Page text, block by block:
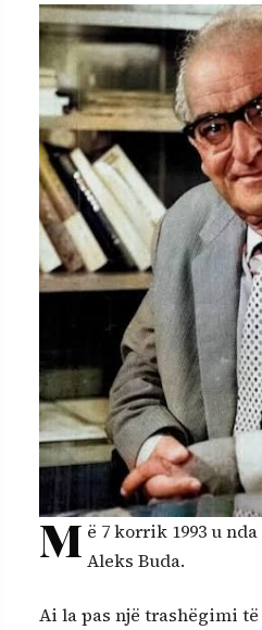
M ë 7 korrik 1993 u
Aleks Buda.
Ai la pas një trashëgimi të